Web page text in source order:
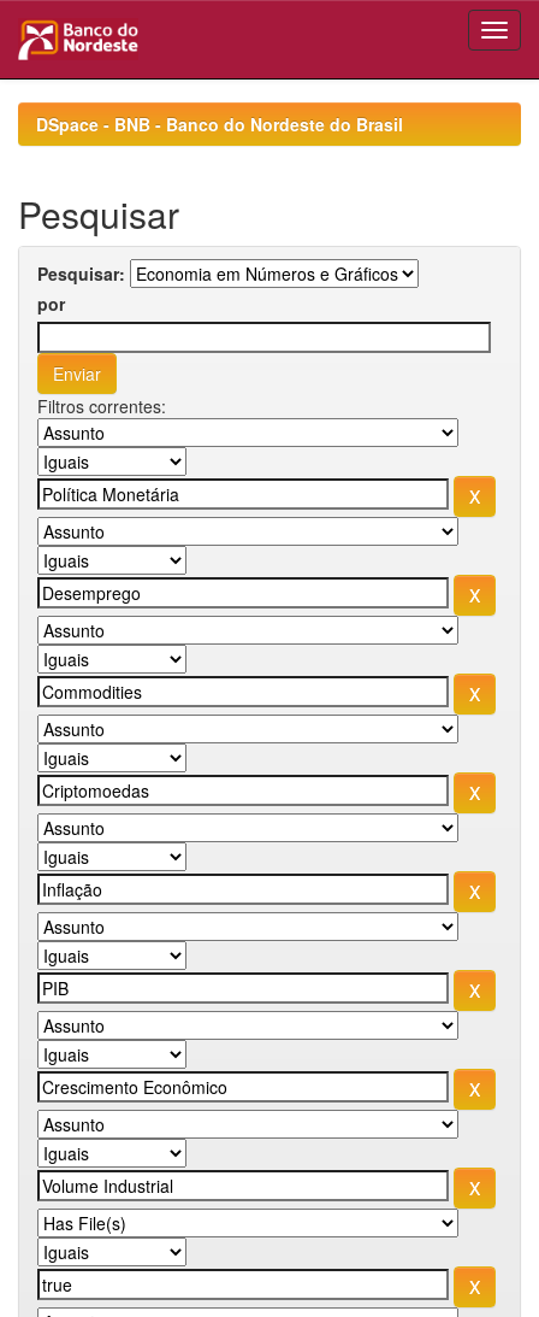
navigationDSpace - BNB - Banco do Nordeste do Brasil
Pesquisar
Pesquisar:
por
Filtros correntes: